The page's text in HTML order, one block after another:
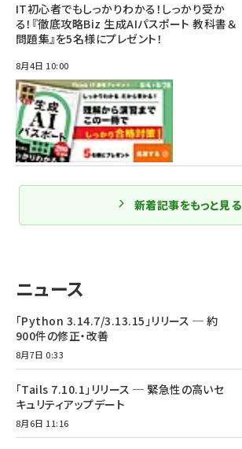
IT初心者でもしっかりわかる！しっかり受か
る！『徹底攻略Biz 生成AIパスポート 教科書＆
問題集』を5名様にプレゼント！
8月4日 10:00
新着記事をもっと見る
ニュース
「Python 3.14.7/3.13.15」リリース ─ 約
900件の修正・改善
8月7日 0:33
「Tails 7.10.1」リリース ─ 緊急性の高いセ
キュリティアップデート
8月6日 11:16